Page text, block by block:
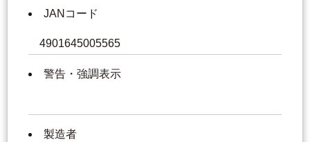
JANコード
4901645005565
警告・強調表示
製造者